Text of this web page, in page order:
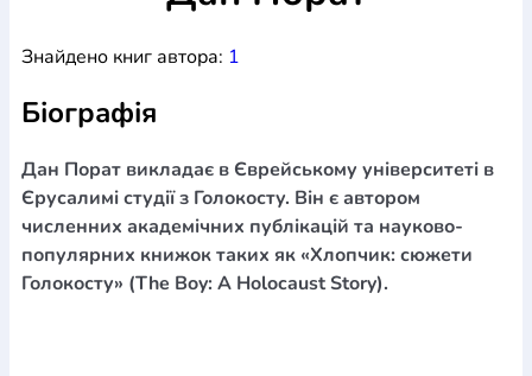
Шлюб і сім`я Юдаїзм
ПеріодикаАудіо Ручки кулькові
БлокнотиЩоденники / щотижневики
Навчальні мапиШкіряні виробиМагніти Металеві
виробиМіні-лампи НаклейкиНастільні ігриПакети
подарункові ПлакатиПластмасові вироби Хустки
Подарункові карткиРозвиваючі ігри РепринтиСвічки
Зошити
Фотокартини Чохли на Библії
Головні убори
Календарі
Канцелярскі товари
Комп`ютерні ігри
Знайдено книг автора: 1
Біографія
Дан Порат викладає в Єврейському університеті в
Єрусалимі студії з Голокосту. Він є автором
численних академічних публікацій та науково-
популярних книжок таких як «Хлопчик: сюжети
Голокосту» (The Boy: A Holocaust Story).